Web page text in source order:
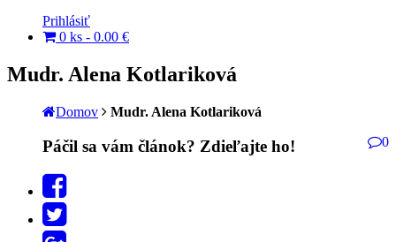
Prihlásiť
0 ks - 0.00 €
Mudr. Alena Kotlariková
Domov
Mudr. Alena Kotlariková
0
Páčil sa vám článok? Zdieľajte ho!